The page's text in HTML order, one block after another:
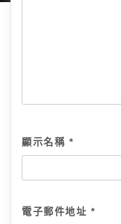
顯示名稱 *
電子郵件地址*